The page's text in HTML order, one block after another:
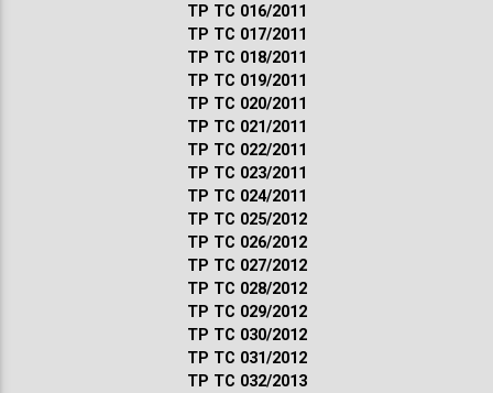
ТР ТС 016/2011
ТР ТС 017/2011
ТР ТС 018/2011
ТР ТС 019/2011
ТР ТС 020/2011
ТР ТС 021/2011
ТР ТС 022/2011
ТР ТС 023/2011
ТР ТС 024/2011
ТР ТС 025/2012
ТР ТС 026/2012
ТР ТС 027/2012
ТР ТС 028/2012
ТР ТС 029/2012
ТР ТС 030/2012
ТР ТС 031/2012
ТР ТС 032/2013